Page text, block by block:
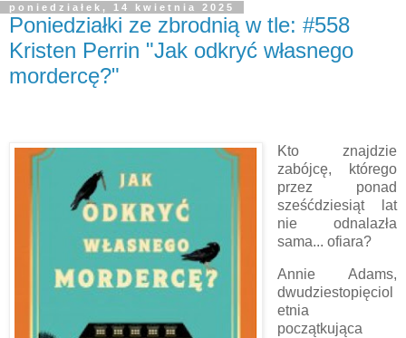
poniedziałek, 14 kwietnia 2025
Poniedziałki ze zbrodnią w tle: #558
Kristen Perrin "Jak odkryć własnego
mordercę?"
Kto znajdzie
zabójcę, którego
przez ponad
sześćdziesiąt lat
nie odnalazła
sama... ofiara?
Annie Adams,
dwudziestopięciol
etnia
początkująca